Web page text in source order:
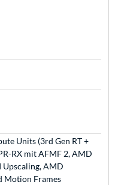
Units (3rd Gen RT +
RX mit AFMF 2, AMD
Upscaling, AMD
Motion Frames